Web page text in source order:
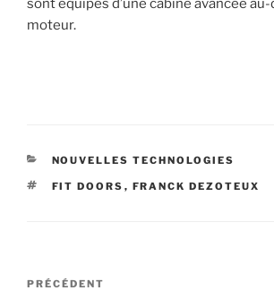
sont équipés d’une cabine avancée
moteur.
CATÉGORIES
NOUVELLES TECHNOLOGIES
ÉTIQUETTES
FIT DOORS , FRANCK DEZOTEUX
Navigation
Article
PRÉCÉDENT